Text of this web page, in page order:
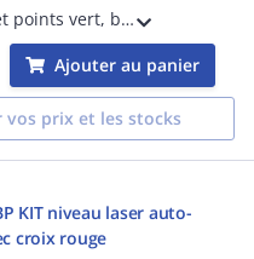
laser croix et points vert, batterie rechargeable, support magnétique pour mesures en porte-à-faux et en axe central, une console murs et plafonds
Ajouter au panier
prix et les stocks
KIT niveau laser auto-
croix rouge